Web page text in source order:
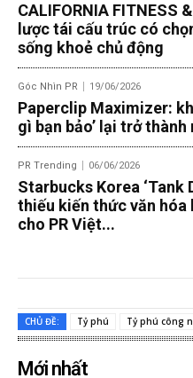
CALIFORNIA FITNESS
lược tái cấu trúc có
sống khoẻ chủ động
Góc Nhìn PR 19/06/2026
Paperclip Maximizer:
gì bạn bảo’ lại trở
PR Trending 06/06/2026
Starbucks Korea ‘Tank
thiếu kiến thức văn hóa
cho PR Việt...
CHỦ ĐỀ: Tỷ phú Tỷ phú công
Mới nhất